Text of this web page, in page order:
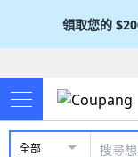
領取您的
全部